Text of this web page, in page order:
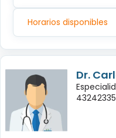
Horarios disponibles
Dr.